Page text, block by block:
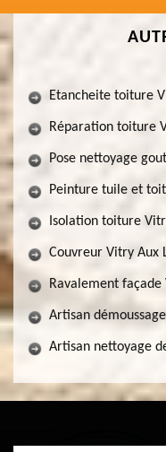
Etancheite toiture
Réparation toiture
Pose nettoyage
Peinture tuile et
Isolation toiture
Couvreur Vitry Aux
Ravalement façade
Artisan
Artisan nettoyage